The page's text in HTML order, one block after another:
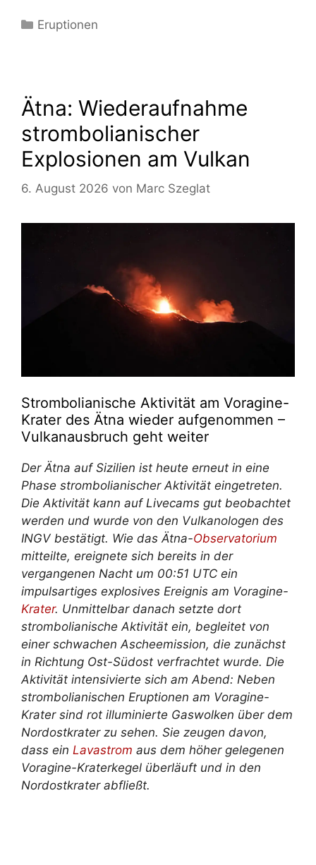
Kategorien
Eruptionen
Ätna: Wiederaufnahme
strombolianischer
Explosionen am Vulkan
6. August 2026 von Marc Szeglat
Strombolianische Aktivität am Voragine-
Krater des Ätna wieder aufgenommen –
Vulkanausbruch geht weiter
Der Ätna auf Sizilien ist heute erneut in eine
Phase strombolianischer Aktivität eingetreten.
Die Aktivität kann auf Livecams gut beobachtet
werden und wurde von den Vulkanologen des
INGV bestätigt. Wie das Ätna-Observatorium
mitteilte, ereignete sich bereits in der
vergangenen Nacht um 00:51 UTC ein
impulsartiges explosives Ereignis am Voragine-
Krater. Unmittelbar danach setzte dort
strombolianische Aktivität ein, begleitet von
einer schwachen Ascheemission, die zunächst
in Richtung Ost-Südost verfrachtet wurde. Die
Aktivität intensivierte sich am Abend: Neben
strombolianischen Eruptionen am Voragine-
Krater sind rot illuminierte Gaswolken über dem
Nordostkrater zu sehen. Sie zeugen davon,
dass ein Lavastrom aus dem höher gelegenen
Voragine-Kraterkegel überläuft und in den
Nordostkrater abfließt.